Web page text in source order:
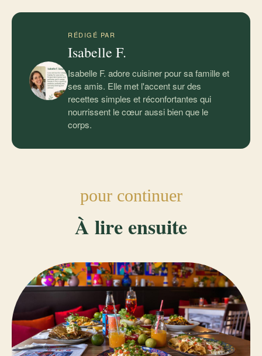
RÉDIGÉ PAR
Isabelle F.
Isabelle F. adore cuisiner pour sa famille et
ses amis. Elle met l'accent sur des
recettes simples et réconfortantes qui
nourrissent le cœur aussi bien que le
corps.
pour continuer
À lire ensuite